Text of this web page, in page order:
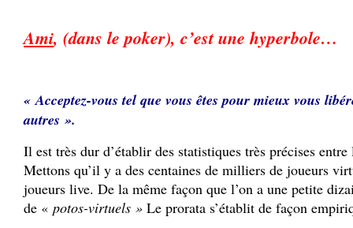
Ami, (dans le poker), c’est une hyperbole…
« Acceptez-vous tel que vous êtes pour mieux vous
autres ».
Il est très dur d’établir des statistiques très précises
Mettons qu’il y a des centaines de milliers de joueurs
joueurs live. De la même façon que l’on a une petite
de « potos-virtuels » Le prorata s’établit de façon